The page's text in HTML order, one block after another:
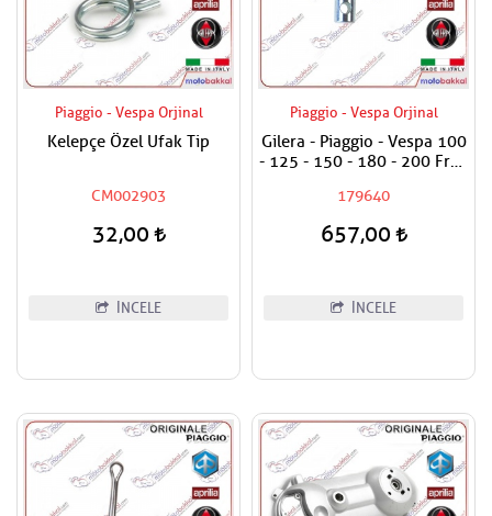
Piaggio - Vespa Orjinal
Kelepçe Özel Ufak Tip
CM002903
32,00
İNCELE
Piaggio - Vespa Orjinal
Gilera - Piaggio - Vespa 100
- 125 - 150 - 180 - 200 Fren
179640
657,00
İNCELE